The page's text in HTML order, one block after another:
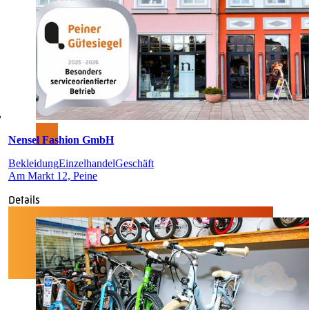
Nensel Fashion GmbH
BekleidungEinzelhandelGeschäft
Am Markt 12, Peine
Details